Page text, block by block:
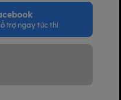
trợ ngay tức thì